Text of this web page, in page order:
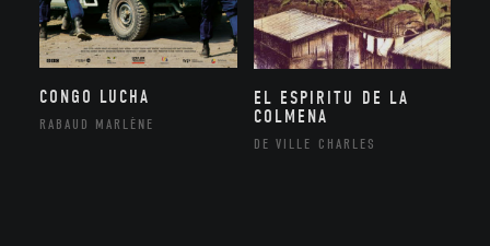
CONGO LUCHA
RABAUD MARLÈNE
EL ESPIRITU DE LA
COLMENA
DE VILLE CHARLES